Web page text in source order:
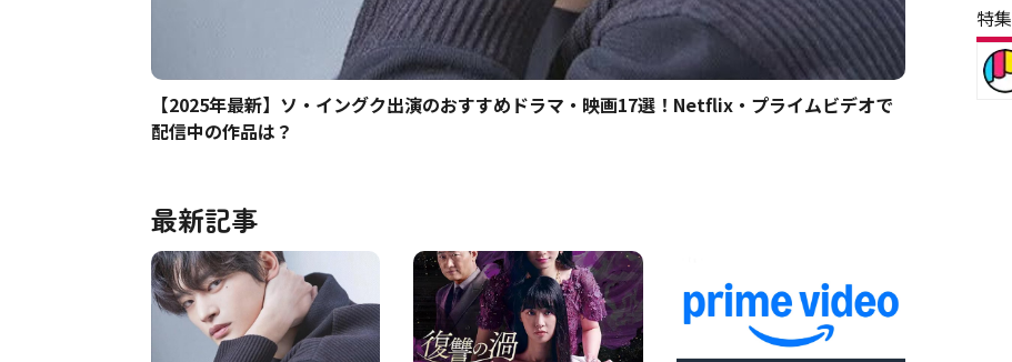
【2025年最新】ソ・イングク出演のおすすめドラマ・映画17選！Netflix・プライムビデオで
配信中の作品は？
最新記事
特